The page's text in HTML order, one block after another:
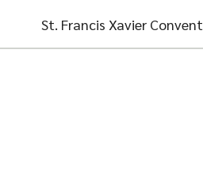
content
St. Francis Xavier Convent